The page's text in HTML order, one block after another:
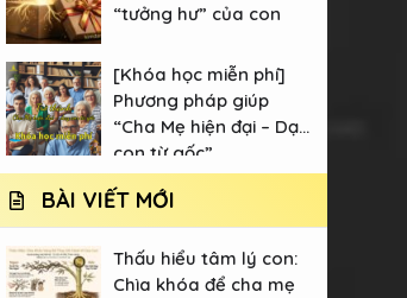
“tưởng hư” của con
[Khóa học miễn phí]
Phương pháp giúp
“Cha Mẹ hiện đại – Dạy
con từ gốc”
BÀI VIẾT MỚI
Thấu hiểu tâm lý con:
Chìa khóa để cha mẹ